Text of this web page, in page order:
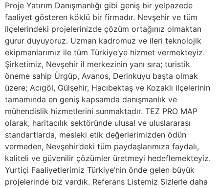
Proje Yatırım Danışmanlığı gibi geniş bir yelpazede
faaliyet gösteren köklü bir firmadır. Nevşehir ve tüm
ilçelerindeki projelerinizde çözüm ortağınız olmaktan
gurur duyuyoruz. Uzman kadromuz ve ileri teknolojik
ekipmanlarımız ile tüm Türkiye’ye hizmet vermekteyiz.
Şirketimiz, Nevşehir il merkezinin yanı sıra; turistik
öneme sahip Ürgüp, Avanos, Derinkuyu başta olmak
üzere; Acıgöl, Gülşehir, Hacıbektaş ve Kozaklı ilçelerinin
tamamında en geniş kapsamda danışmanlık ve
mühendislik hizmetlerini sunmaktadır. TEZ PRO MAP
olarak, haritacılık sektöründe ulusal ve uluslararası
standartlarda, mesleki etik değerlerimizden ödün
vermeden, Nevşehir’deki tüm paydaşlarımıza faydalı,
kaliteli ve güvenilir çözümler üretmeyi hedeflemekteyiz.
Yurtiçi Faaliyetlerimiz Türkiye’nin önde gelen büyük
projelerinde biz vardık. Referans Listemiz Sizlerle daha